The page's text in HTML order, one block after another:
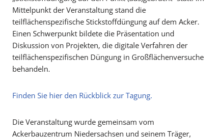
Mittelpunkt der Veranstaltung stand die
teilflächenspezifische Stickstoffdüngung auf dem Acker.
Einen Schwerpunkt bildete die Präsentation und
Diskussion von Projekten, die digitale Verfahren der
teilflächenspezifischen Düngung in Großflächenversuche
behandeln.
Finden Sie hier den Rückblick zur Tagung.
Die Veranstaltung wurde gemeinsam vom
Ackerbauzentrum Niedersachsen und seinem Träger,